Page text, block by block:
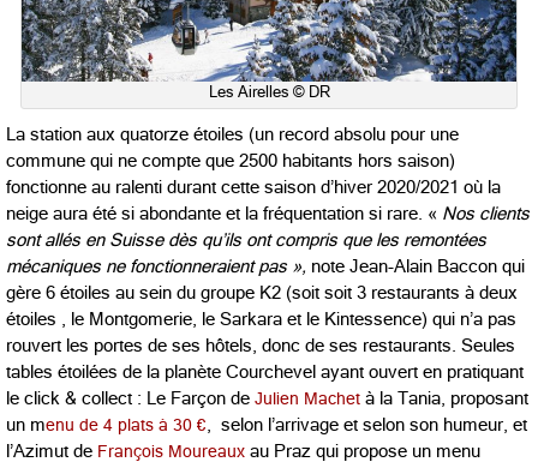
Les Airelles © DR
La station aux quatorze étoiles (un record absolu pour une
commune qui ne compte que 2500 habitants hors saison)
fonctionne au ralenti durant cette saison d’hiver 2020/2021 où la
neige aura été si abondante et la fréquentation si rare. « Nos clients
sont allés en Suisse dès qu’ils ont compris que les remontées
mécaniques ne fonctionneraient pas », note Jean-Alain Baccon qui
gère 6 étoiles au sein du groupe K2 (soit soit 3 restaurants à deux
étoiles , le Montgomerie, le Sarkara et le Kintessence) qui n’a pas
rouvert les portes de ses hôtels, donc de ses restaurants. Seules
tables étoilées de la planète Courchevel ayant ouvert en pratiquant
le click & collect : Le Farçon de Julien Machet à la Tania, proposant
un menu de 4 plats à 30 € , selon l’arrivage et selon son humeur, et
l’Azimut de François Moureaux au Praz qui propose un menu